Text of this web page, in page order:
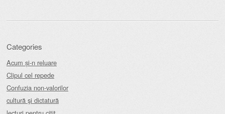
Categories
Acum și-n reluare
Clipul cel repede
Confuzia non-valorilor
cultură şi dictatură